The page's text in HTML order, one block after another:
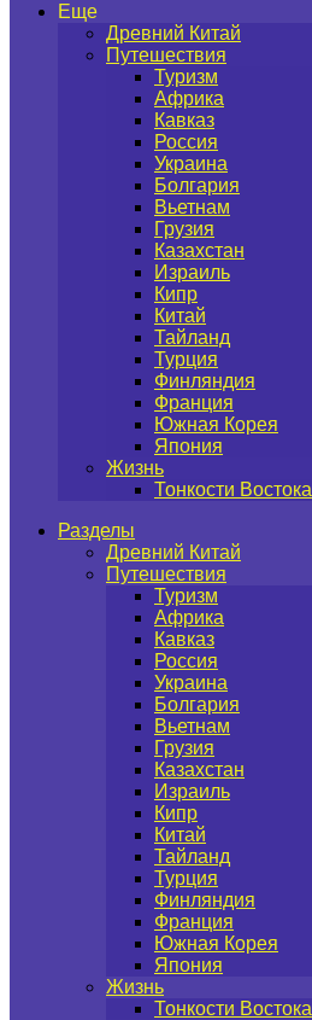
Еще
Древний Китай
Путешествия
Туризм
Африка
Кавказ
Россия
Украина
Болгария
Вьетнам
Грузия
Казахстан
Израиль
Кипр
Китай
Тайланд
Турция
Финляндия
Франция
Южная Корея
Япония
Жизнь
Тонкости Востока
Разделы
Древний Китай
Путешествия
Туризм
Африка
Кавказ
Россия
Украина
Болгария
Вьетнам
Грузия
Казахстан
Израиль
Кипр
Китай
Тайланд
Турция
Финляндия
Франция
Южная Корея
Япония
Жизнь
Тонкости Востока